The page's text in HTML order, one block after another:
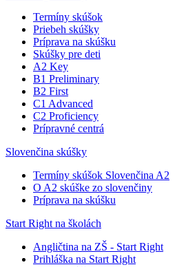
Termíny skúšok
Priebeh skúšky
Príprava na skúšku
Skúšky pre deti
A2 Key
B1 Preliminary
B2 First
C1 Advanced
C2 Proficiency
Prípravné centrá
Slovenčina skúšky
Termíny skúšok Slovenčina A2
O A2 skúške zo slovenčiny
Príprava na skúšku
Start Right na školách
Angličtina na ZŠ - Start Right
Prihláška na Start Right